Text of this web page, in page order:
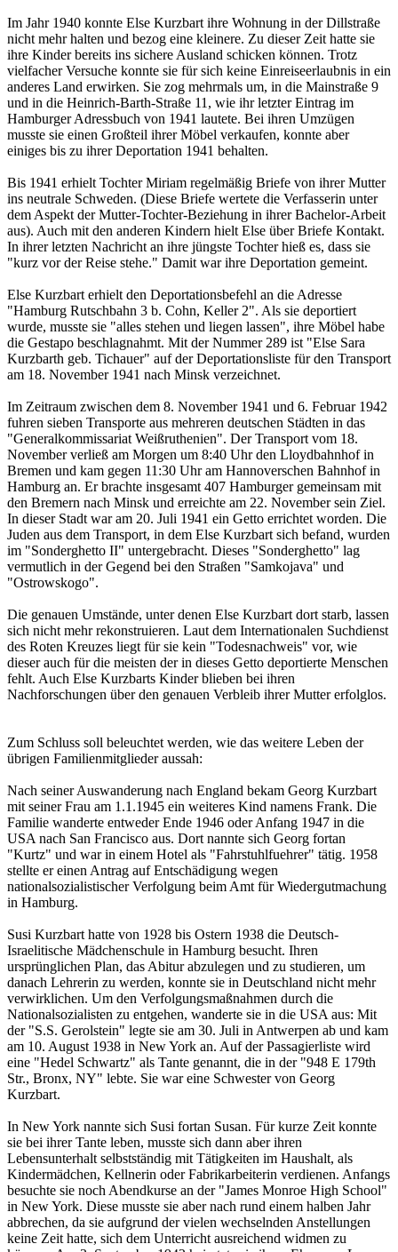
Im Jahr 1940 konnte Else Kurzbart ihre Wohnung in der Dillstraße
nicht mehr halten und bezog eine kleinere. Zu dieser Zeit hatte sie
ihre Kinder bereits ins sichere Ausland schicken können. Trotz
vielfacher Versuche konnte sie für sich keine Einreiseerlaubnis in ein
anderes Land erwirken. Sie zog mehrmals um, in die Mainstraße 9
und in die Heinrich-Barth-Straße 11, wie ihr letzter Eintrag im
Hamburger Adressbuch von 1941 lautete. Bei ihren Umzügen
musste sie einen Großteil ihrer Möbel verkaufen, konnte aber
einiges bis zu ihrer Deportation 1941 behalten.
Bis 1941 erhielt Tochter Miriam regelmäßig Briefe von ihrer Mutter
ins neutrale Schweden. (Diese Briefe wertete die Verfasserin unter
dem Aspekt der Mutter-Tochter-Beziehung in ihrer Bachelor-Arbeit
aus). Auch mit den anderen Kindern hielt Else über Briefe Kontakt.
In ihrer letzten Nachricht an ihre jüngste Tochter hieß es, dass sie
"kurz vor der Reise stehe." Damit war ihre Deportation gemeint.
Else Kurzbart erhielt den Deportationsbefehl an die Adresse
"Hamburg Rutschbahn 3 b. Cohn, Keller 2". Als sie deportiert
wurde, musste sie "alles stehen und liegen lassen", ihre Möbel habe
die Gestapo beschlagnahmt. Mit der Nummer 289 ist "Else Sara
Kurzbarth geb. Tichauer" auf der Deportationsliste für den Transport
am 18. November 1941 nach Minsk verzeichnet.
Im Zeitraum zwischen dem 8. November 1941 und 6. Februar 1942
fuhren sieben Transporte aus mehreren deutschen Städten in das
"Generalkommissariat Weißruthenien". Der Transport vom 18.
November verließ am Morgen um 8:40 Uhr den Lloydbahnhof in
Bremen und kam gegen 11:30 Uhr am Hannoverschen Bahnhof in
Hamburg an. Er brachte insgesamt 407 Hamburger gemeinsam mit
den Bremern nach Minsk und erreichte am 22. November sein Ziel.
In dieser Stadt war am 20. Juli 1941 ein Getto errichtet worden. Die
Juden aus dem Transport, in dem Else Kurzbart sich befand, wurden
im "Sonderghetto II" untergebracht. Dieses "Sonderghetto" lag
vermutlich in der Gegend bei den Straßen "Samkojava" und
"Ostrowskogo".
Die genauen Umstände, unter denen Else Kurzbart dort starb, lassen
sich nicht mehr rekonstruieren. Laut dem Internationalen Suchdienst
des Roten Kreuzes liegt für sie kein "Todesnachweis" vor, wie
dieser auch für die meisten der in dieses Getto deportierte Menschen
fehlt. Auch Else Kurzbarts Kinder blieben bei ihren
Nachforschungen über den genauen Verbleib ihrer Mutter erfolglos.
Zum Schluss soll beleuchtet werden, wie das weitere Leben der
übrigen Familienmitglieder aussah:
Nach seiner Auswanderung nach England bekam Georg Kurzbart
mit seiner Frau am 1.1.1945 ein weiteres Kind namens Frank. Die
Familie wanderte entweder Ende 1946 oder Anfang 1947 in die
USA nach San Francisco aus. Dort nannte sich Georg fortan
"Kurtz" und war in einem Hotel als "Fahrstuhlfuehrer" tätig. 1958
stellte er einen Antrag auf Entschädigung wegen
nationalsozialistischer Verfolgung beim Amt für Wiedergutmachung
in Hamburg.
Susi Kurzbart hatte von 1928 bis Ostern 1938 die Deutsch-
Israelitische Mädchenschule in Hamburg besucht. Ihren
ursprünglichen Plan, das Abitur abzulegen und zu studieren, um
danach Lehrerin zu werden, konnte sie in Deutschland nicht mehr
verwirklichen. Um den Verfolgungsmaßnahmen durch die
Nationalsozialisten zu entgehen, wanderte sie in die USA aus: Mit
der "S.S. Gerolstein" legte sie am 30. Juli in Antwerpen ab und kam
am 10. August 1938 in New York an. Auf der Passagierliste wird
eine "Hedel Schwartz" als Tante genannt, die in der "948 E 179th
Str., Bronx, NY" lebte. Sie war eine Schwester von Georg
Kurzbart.
In New York nannte sich Susi fortan Susan. Für kurze Zeit konnte
sie bei ihrer Tante leben, musste sich dann aber ihren
Lebensunterhalt selbstständig mit Tätigkeiten im Haushalt, als
Kindermädchen, Kellnerin oder Fabrikarbeiterin verdienen. Anfangs
besuchte sie noch Abendkurse an der "James Monroe High School"
in New York. Diese musste sie aber nach rund einem halben Jahr
abbrechen, da sie aufgrund der vielen wechselnden Anstellungen
keine Zeit hatte, sich dem Unterricht ausreichend widmen zu